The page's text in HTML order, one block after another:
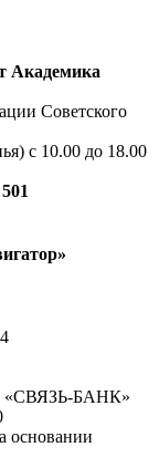
Академика
Советского
с 10.00 до 18.00
БАНК»
основании